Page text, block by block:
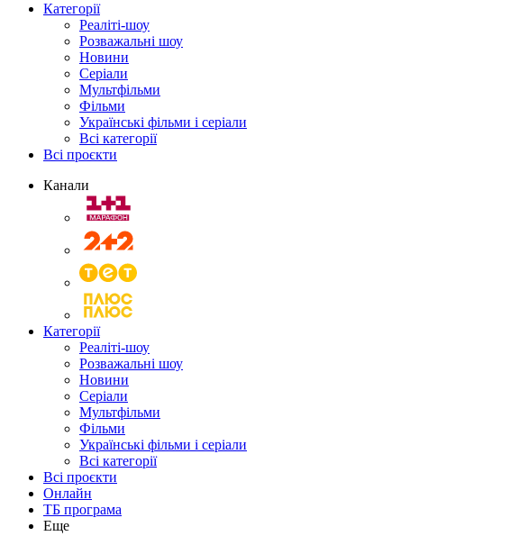
Категорії
Реаліті-шоу
Розважальні шоу
Новини
Серіали
Мультфільми
Фільми
Українські фільми і серіали
Всі категорії
Всі проєкти
Канали
Категорії
Реаліті-шоу
Розважальні шоу
Новини
Серіали
Мультфільми
Фільми
Українські фільми і серіали
Всі категорії
Всі проєкти
Онлайн
ТБ програма
Еще